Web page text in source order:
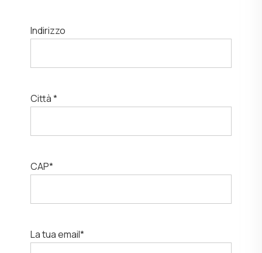
Indirizzo
Città *
CAP*
La tua email*